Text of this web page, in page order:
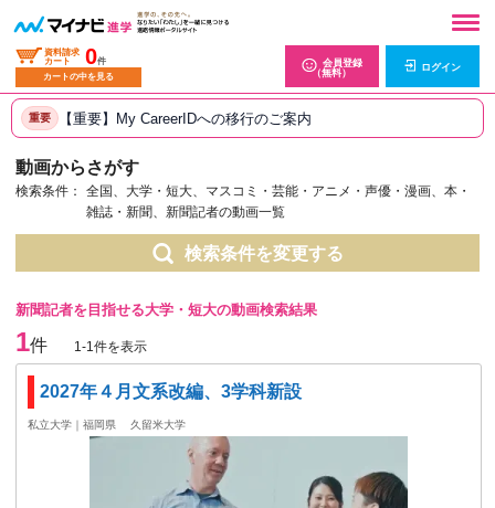
資料請求
カート
0件
カートの中を見る
会員登録
（無料）
ログイン
重要 【重要】My CareerIDへの移行のご案内
動画からさがす
検索条件：
全国、大学・短大、マスコミ・芸能・アニメ・声優・漫画、本・
雑誌・新聞、新聞記者の動画一覧
検索条件を変更する
新聞記者を目指せる大学・短大の動画検索結果
1件 1-1件を表示
2027年４月文系改編、3学科新設
私立大学｜福岡県 久留米大学